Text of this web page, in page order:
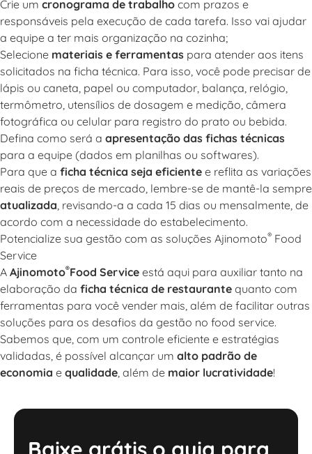
Crie um cronograma de trabalho com prazos e
responsáveis pela execução de cada tarefa. Isso vai ajudar
a equipe a ter mais organização na cozinha;
Selecione materiais e ferramentas para atender aos itens
solicitados na ficha técnica. Para isso, você pode precisar de
lápis ou caneta, papel ou computador, balança, relógio,
termômetro, utensílios de dosagem e medição, câmera
fotográfica ou celular para registro do prato ou bebida.
Defina como será a apresentação das fichas técnicas
para a equipe (dados em planilhas ou softwares).
Para que a ficha técnica seja eficiente e reflita as variações
reais de preços de mercado, lembre-se de mantê-la sempre
atualizada , revisando-a a cada 15 dias ou mensalmente, de
acordo com a necessidade do estabelecimento.
Potencialize sua gestão com as soluções Ajinomoto® Food
Service
A Ajinomoto®Food Service está aqui para auxiliar tanto na
elaboração da ficha técnica de restaurante quanto com
ferramentas para você vender mais , além de facilitar outras
soluções para os desafios da gestão no food service.
Sabemos que, com um controle eficiente e estratégias
validadas, é possível alcançar um alto padrão de
economia e qualidade , além de maior lucratividade!